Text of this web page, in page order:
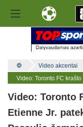
Video akcentai
Video: Toronto FC
Video: Toronto
Etienne Jr.